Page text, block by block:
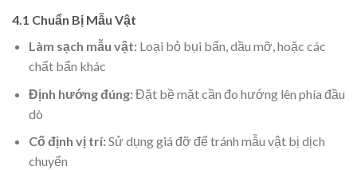
4.1 Chuẩn Bị Mẫu Vật
Làm sạch mẫu vật:Loại bỏ bụi bẩn, dầu mỡ, hoặc các
chất bẩn khác
Định hướng đúng:Đặt bề mặt cần đo hướng lên phía đầu
dò
Cố định vị trí:Sử dụng giá đỡ để tránh mẫu vật bị dịch
chuyển